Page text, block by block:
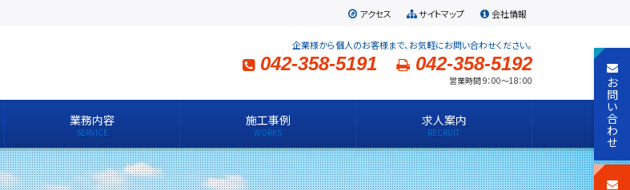
アクセス サイトマップ 会社情報
企業様から個人のお客様まで、お気軽にお問い合わせください。
042-358-5191 042-358-5192
営業時間 9：00～18：00
業務内容 施工事例 求人案内
お
問
い
合
わ
せ